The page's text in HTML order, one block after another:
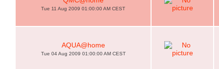
Tue 11 Aug 2009 01:00:00 AM CEST
AQUA@home
Tue 04 Aug 2009 01:00:00 AM CEST